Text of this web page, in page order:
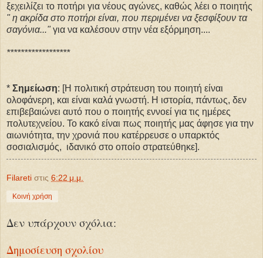
ξεχειλίζει το ποτήρι για νέους αγώνες, καθώς λέει ο ποιητής
" η ακρίδα στο ποτήρι είναι, που περιμένει να ξεσφίξουν τα
σαγόνια..."για να καλέσουν στην νέα εξόρμηση....
******************
* Σημείωση: [Η πολιτική στράτευση του ποιητή είναι
ολοφάνερη, και είναι καλά γνωστή. Η ιστορία, πάντως, δεν
επιβεβαιώνει αυτό που ο ποιητής εννοεί για τις ημέρες
πολυτεχνείου. Το κακό είναι πως ποιητής μας άφησε για την
αιωνιότητα, την χρονιά που κατέρρευσε ο υπαρκτός
σοσιαλισμός, ιδανικό στο οποίο στρατεύθηκε].
Filareti στις 6:22 μ.μ.
Κοινή χρήση
Δεν υπάρχουν σχόλια:
Δημοσίευση σχολίου